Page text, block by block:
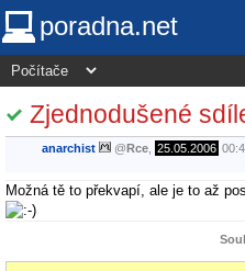
poradna.net
Zjednodušené
anarchist @Rce 25.05.2006
Možná tě to překvapí, ale je to až